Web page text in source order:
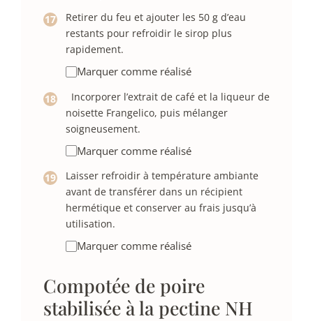
Retirer du feu et ajouter les 50 g d’eau
restants pour refroidir le sirop plus
rapidement.
Marquer comme réalisé
Incorporer l’extrait de café et la liqueur de
noisette Frangelico, puis mélanger
soigneusement.
Marquer comme réalisé
Laisser refroidir à température ambiante
avant de transférer dans un récipient
hermétique et conserver au frais jusqu’à
utilisation.
Marquer comme réalisé
Compotée de poire
stabilisée à la pectine NH